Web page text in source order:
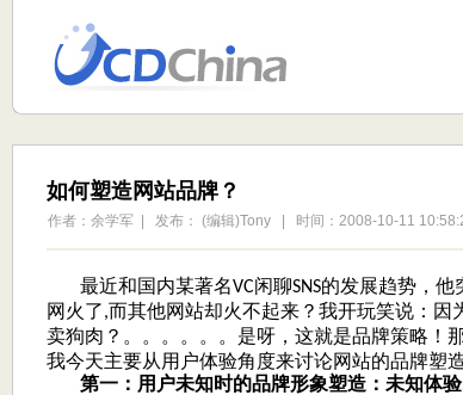
如何塑造网站品牌？
作者：余学军 | 发布： (编辑)Tony | 时间：2008-10-11
最近和国内某著名VC闲聊SNS的发展趋势，他
网火了,而其他网站却火不起来？我开玩笑说：
卖狗肉？。。。。。。是呀，这就是品牌策略！
我今天主要从用户体验角度来讨论网站的品牌塑
第一：用户未知时的品牌形象塑造：未知体验